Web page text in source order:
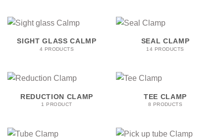
SIGHT GLASS CALMP
4 PRODUCTS
SEAL CLAMP
14 PRODUCTS
REDUCTION CLAMP
1 PRODUCT
TEE CLAMP
8 PRODUCTS